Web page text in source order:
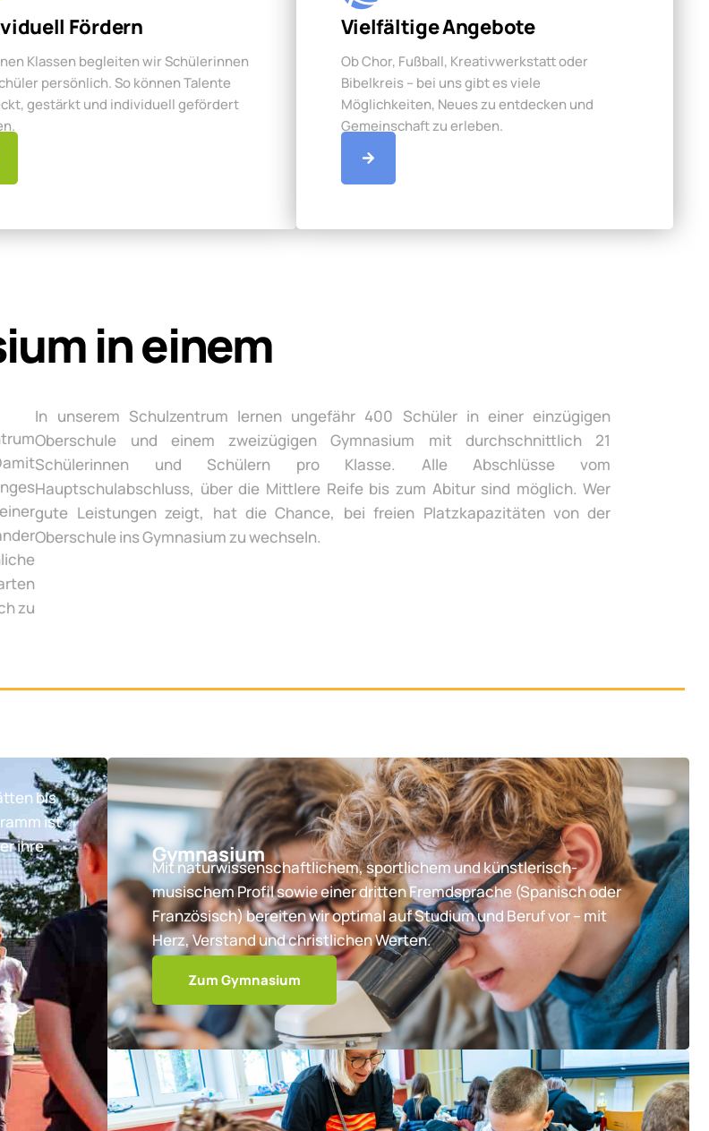
Fördern
Klassen begleiten wir Schülerinnen
persönlich. So können Talente
gestärkt und individuell gefördert
Vielfältige Angebote
Ob Chor, Fußball, Kreativwerkstatt oder
Bibelkreis – bei uns gibt es viele
Möglichkeiten, Neues zu entdecken und
Gemeinschaft zu erleben.
in einem
zu
In unserem Schulzentrum lernen ungefähr 400 Schüler in einer einzügigen
Oberschule und einem zweizügigen Gymnasium mit durchschnittlich 21
Schülerinnen und Schülern pro Klasse. Alle Abschlüsse vom
Hauptschulabschluss, über die Mittlere Reife bis zum Abitur sind möglich. Wer
gute Leistungen zeigt, hat die Chance, bei freien Platzkapazitäten von der
Oberschule ins Gymnasium zu wechseln.
bis
ist
ihre
Gymnasium
Mit naturwissenschaftlichem, sportlichem und künstlerisch-
musischem Profil sowie einer dritten Fremdsprache (Spanisch oder
Französisch) bereiten wir optimal auf Studium und Beruf vor – mit
Herz, Verstand und christlichen Werten.
Zum Gymnasium